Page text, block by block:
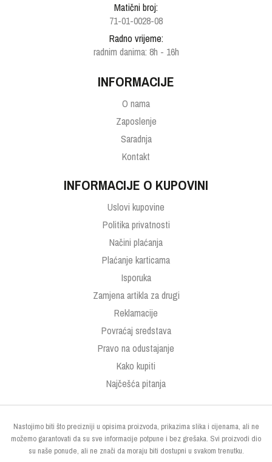
Matični broj:
71-01-0028-08
Radno vrijeme:
radnim danima: 8h - 16h
INFORMACIJE
O nama
Zaposlenje
Saradnja
Kontakt
INFORMACIJE O KUPOVINI
Uslovi kupovine
Politika privatnosti
Načini plaćanja
Plaćanje karticama
Isporuka
Zamjena artikla za drugi
Reklamacije
Povraćaj sredstava
Pravo na odustajanje
Kako kupiti
Najčešća pitanja
Nastojimo biti što precizniji u opisima proizvoda, prikazima slika i cijenama, ali ne
možemo garantovati da su sve informacije potpune i bez grešaka. Svi proizvodi dio
su naše ponude, ali ne znači da moraju biti dostupni u svakom trenutku.